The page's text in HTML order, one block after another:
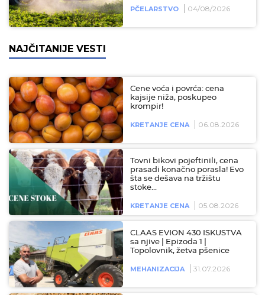
PČELARSTVO 04/08/2026
NAJČITANIJE VESTI
Cene voća i povrća: cena
kajsije niža, poskupeo
krompir!
KRETANJE CENA 06.08.2026
Tovni bikovi pojeftinili, cena
prasadi konačno porasla! Evo
šta se dešava na tržištu
stoke…
KRETANJE CENA 05.08.2026
CLAAS EVION 430 ISKUSTVA
sa njive | Epizoda 1 |
Topolovnik, žetva pšenice
MEHANIZACIJA 31.07.2026